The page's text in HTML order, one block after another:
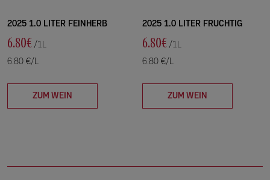
2025 1.0 LITER FEINHERB
6.80€ /1L
6.80 €/L
ZUM WEIN
2025 1.0 LITER FRUCHTIG
6.80€ /1L
6.80 €/L
ZUM WEIN